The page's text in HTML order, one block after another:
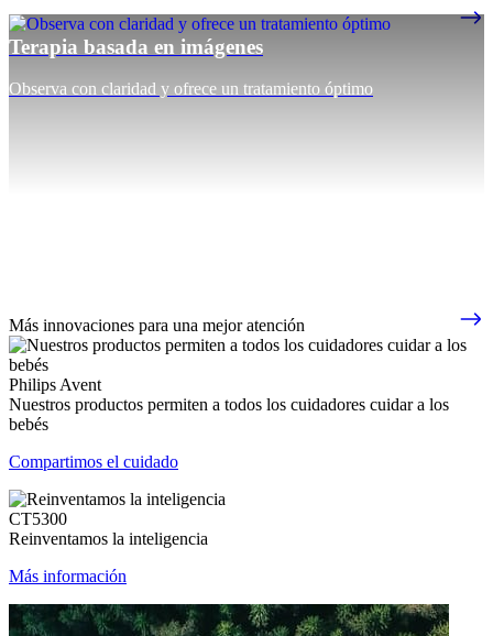
Terapia basada en imágenes
Observa con claridad y ofrece un tratamiento óptimo
Más innovaciones para una mejor atención
Philips Avent
Nuestros productos permiten a todos los cuidadores cuidar a los
bebés
Compartimos el cuidado
CT5300
Reinventamos la inteligencia
Más información